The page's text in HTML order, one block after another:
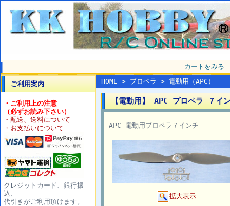
カートをみる
ご利用案内
・ご利用上の注意
（必ずお読み下さい）
・配送、送料について
・お支払いについて
クレジットカード、銀行振
込、
代引きがご利用頂けます。
HOME > プロペラ > 電動用（APC）
【電動用】 APC プロペラ ７
APC 電動用プロペラ７インチ
拡大表示